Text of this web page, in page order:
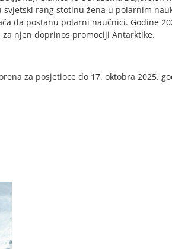
svjetski rang stotinu žena u polarnim
da postanu polarni naučnici. Godine
njen doprinos promociji Antarktike.
za posjetioce do 17. oktobra 2025.